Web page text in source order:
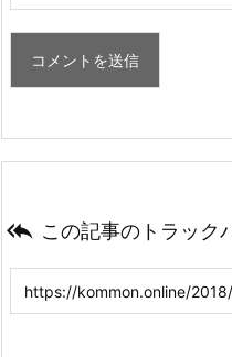
 この記事のトラック